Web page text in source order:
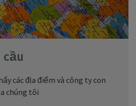
các địa điểm và công ty con
chúng tôi